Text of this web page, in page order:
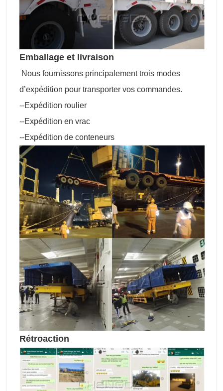
Emballage et livraison
Nous fournissons principalement trois modes
d’expédition pour transporter vos commandes.
--Expédition roulier
--Expédition en vrac
--Expédition de conteneurs
Rétroaction